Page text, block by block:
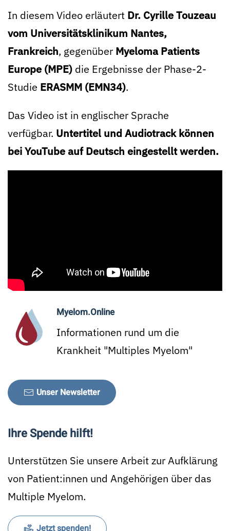
In diesem Video erläutert Dr. Cyrille Touzeau
vom Universitätsklinikum Nantes,
Frankreich, gegenüber Myeloma Patients
Europe (MPE) die Ergebnisse der Phase-2-
Studie ERASMM (EMN34).
Das Video ist in englischer Sprache
verfügbar. Untertitel und Audiotrack können
bei YouTube auf Deutsch eingestellt werden.
Myelom.Online
Informationen rund um die
Krankheit "Multiples Myelom"
Unser Newsletter
Ihre Spende hilft!
Unterstützen Sie unsere Arbeit zur Aufklärung
von Patient:innen und Angehörigen über das
Multiple Myelom.
Jetzt spenden!